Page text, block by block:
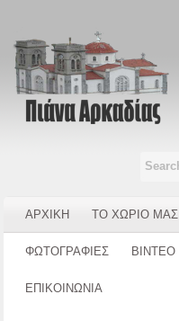
ΑΡΧΙΚΗ ΤΟ ΧΩΡΙΟ ΜΑΣ
ΦΩΤΟΓΡΑΦΙΕΣ ΒΙΝΤΕΟ
ΕΠΙΚΟΙΝΩΝΙΑ